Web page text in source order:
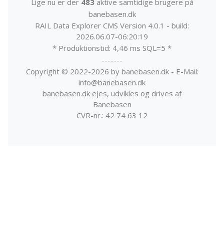
banebasen.dk
RAIL Data Explorer CMS Version 4.0.1 - build:
2026.06.07-06:20:19
* Produktionstid: 4,46 ms SQL=5 *
-------
Copyright © 2022-2026 by banebasen.dk - E-Mail:
info@banebasen.dk
banebasen.dk ejes, udvikles og drives af
Banebasen
CVR-nr.: 42 74 63 12